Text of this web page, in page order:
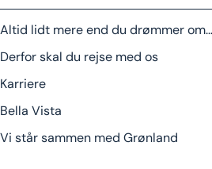
Altid lidt mere end du drømmer om…
Derfor skal du rejse med os
Karriere
Bella Vista
Vi står sammen med Grønland